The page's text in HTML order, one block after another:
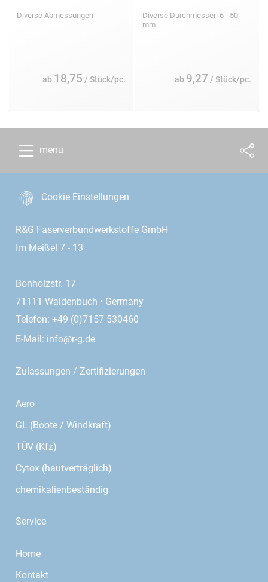
Diverse Abmessungen
ab 18,75 / Stück/pc.
Diverse Durchmesser: 6 - 50
mm
ab 9,27 / Stück/pc.
menu
Cookie Einstellungen
R&G Faserverbundwerkstoffe GmbH
Im Meißel 7 - 13
Bonholzstr. 17
71111 Waldenbuch • Germany
Telefon: +49 (0)7157 530460
E-Mail: info@r-g.de
Zulassungen / Zertifizierungen
Aero
GL (Boote / Windkraft)
TÜV (Kfz)
Cytox (hautverträglich)
chemikalienbeständig
Service
Home
Kontakt